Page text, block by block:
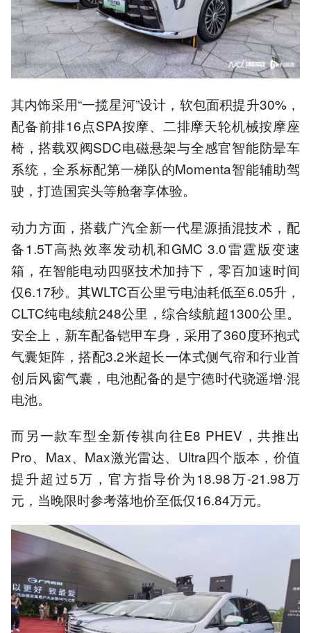
其内饰采用“一揽星河”设计，软包面积提升30%，
配备前排16点SPA按摩、二排摩天轮机械按摩座
椅，搭载双阀SDC电磁悬架与全感官智能防晕车
系统，全系标配第一梯队的Momenta智能辅助驾
驶，打造国宾头等舱奢享体验。
动力方面，搭载广汽全新一代星源插混技术，配
备1.5T高热效率发动机和GMC 3.0雷霆版变速
箱，在智能电动四驱技术加持下，零百加速时间
仅6.17秒。其WLTC百公里亏电油耗低至6.05升，
CLTC纯电续航248公里，综合续航超1300公里。
安全上，新车配备铠甲车身，采用了360度环抱式
气囊矩阵，搭配3.2米超长一体式侧气帘和行业首
创后风窗气囊，电池配备的是宁德时代骁遥增·混
电池。
而另一款车型全新传祺向往E8 PHEV，共推出
Pro、Max、Max激光雷达、Ultra四个版本，价值
提升超过5万，官方指导价为18.98万-21.98万
元，当晚限时参考落地价至低仅16.84万元。